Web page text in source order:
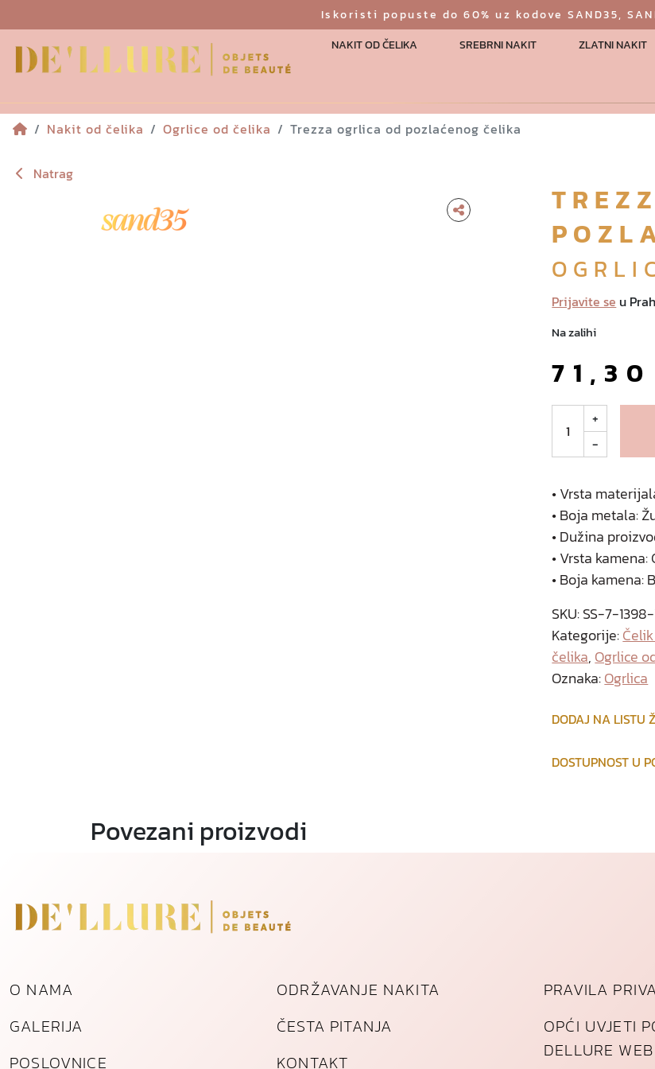
Iskoristi popuste do 60% uz kodove SAND35,
NAKIT OD ČELIKA SREBRNI NAKIT ZLATNI NAKIT
Nakit od čelika
Ogrlice od čelika Trezza ogrlica od pozlaćenog čelika
Natrag
Prijavite se u
Na zalihi
71,30
e
z
a
r
l
i
c
a
o
d
o
l
o
a
o
l
+
-
• Vrsta
• Boja metala:
• Dužina
• Vrsta kamena:
• Boja kamena:
SKU:SS-7-
Kategorije:
čelika, Ogrlice
Oznaka:Ogrlica
DODAJ NA LISTU
DOSTUPNOST U
Povezani proizvodi
O NAMA
GALERIJA
POSLOVNICE
ODRŽAVANJE NAKITA
ČESTA PITANJA
KONTAKT
PRAVILA
OPĆI UVJETI
DELLURE